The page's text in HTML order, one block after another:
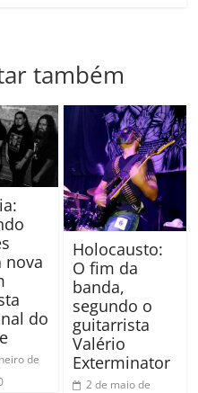
também
nova
do
de
Holocausto:
O fim da
banda,
segundo o
guitarrista
Valério
Exterminator
2 de maio de